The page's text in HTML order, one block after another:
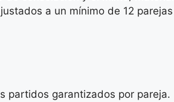
a un mínimo de 12 parejas
partidos garantizados por pareja.